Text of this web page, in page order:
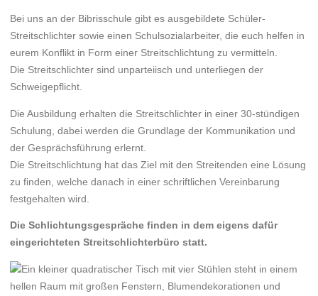
Bei uns an der Bibrisschule gibt es ausgebildete Schüler-
Streitschlichter sowie einen Schulsozialarbeiter, die euch helfen in
eurem Konflikt in Form einer Streitschlichtung zu vermitteln.
Die Streitschlichter sind unparteiisch und unterliegen der
Schweigepflicht.
Die Ausbildung erhalten die Streitschlichter in einer 30-stündigen
Schulung, dabei werden die Grundlage der Kommunikation und
der Gesprächsführung erlernt.
Die Streitschlichtung hat das Ziel mit den Streitenden eine Lösung
zu finden, welche danach in einer schriftlichen Vereinbarung
festgehalten wird.
Die Schlichtungsgespräche finden in dem eigens dafür
eingerichteten Streitschlichterbüro statt.